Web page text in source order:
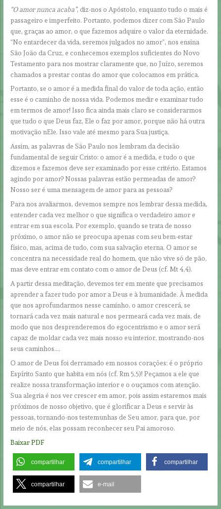
“O amor nunca acaba”, diz-nos o Apóstolo, enquanto tudo o mais é
passageiro e imperfeito. Portanto, podemos dizer com São Paulo
que, graças ao amor, o que fazemos adquire o valor da eternidade.
“No entardecer da vida, seremos julgados no amor”, nos ensina
São João da Cruz, e conhecemos exemplos suficientes do Novo
Testamento para nos mostrar claramente que, no Juízo, seremos
chamados a prestar contas do amor que colocamos em prática.
Portanto, se o amor é a medida final do valor de toda ação, então
esse é o caminho de nossa vida. Podemos medir e examinar tudo
em termos de amor! Isso fica ainda mais claro se considerarmos
que tudo o que Deus faz, Ele o faz por amor, porque não há outra
motivação nEle. Isso vale até mesmo para Sua justiça.
Assim, as palavras de São Paulo nos lembram da decisão
fundamental de seguir Cristo: o amor é a medida, e tudo o que
dizemos e fazemos deve ser examinado por esse critério. Estamos
agindo por amor? Nossas palavras estão permeadas de amor?
Nosso ser é uma mensagem de amor para as pessoas?
Para nos avaliarmos, devemos sempre nos lembrar dessa medida,
entender cada vez melhor o que significa o verdadeiro amor e
entrar em sua escola. Por exemplo, quando se trata de nosso
próximo, o amor não se preocupa apenas com seu bem-estar
físico, mas, acima de tudo, com sua salvação eterna. O amor se
concentra na necessidade real do homem, que não vive só de pão,
mas deve entrar em contato com o amor de Deus (cf. Mt 4,4).
A partir dessa meditação, devemos ter em mente que precisamos
aprender a fazer tudo por amor a Deus e à humanidade. À medida
que nos aprofundarmos nesse caminho, o amor crescerá, se
tornará cada vez mais natural e nos permeará cada vez mais, de
modo que nos desprenderemos do egocentrismo e o amor será
capaz de moldar cada vez mais nosso eu interior, mostrando-nos
seus caminhos….
O amor de Deus foi derramado em nossos corações: é o próprio
Espírito Santo que habita em nós (cf. Rm 5,5)! Peçamos a ele que
realize nossa transformação interior e o ouçamos com atenção.
Sua alegria é nos ver crescer em amor, pois assim estaremos mais
próximos de nosso objetivo, que é glorificar a Deus e servir às
pessoas, tornando-nos testemunhas de Seu amor, para que, por
meio de nós, elas possam reconhecer seu Pai amoroso.
Baixar PDF
compartilhar compartilhar compartilhar
compartilhar e-mail